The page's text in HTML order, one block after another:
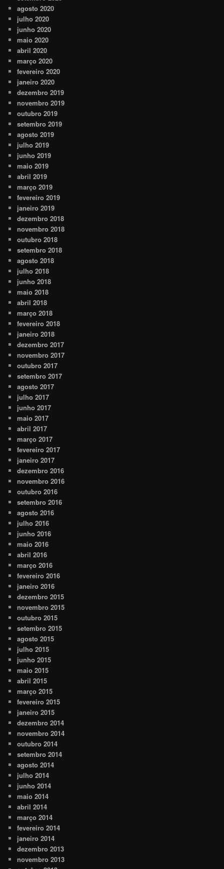
agosto 2020
julho 2020
junho 2020
maio 2020
abril 2020
março 2020
fevereiro 2020
janeiro 2020
dezembro 2019
novembro 2019
outubro 2019
setembro 2019
agosto 2019
julho 2019
junho 2019
maio 2019
abril 2019
março 2019
fevereiro 2019
janeiro 2019
dezembro 2018
novembro 2018
outubro 2018
setembro 2018
agosto 2018
julho 2018
junho 2018
maio 2018
abril 2018
março 2018
fevereiro 2018
janeiro 2018
dezembro 2017
novembro 2017
outubro 2017
setembro 2017
agosto 2017
julho 2017
junho 2017
maio 2017
abril 2017
março 2017
fevereiro 2017
janeiro 2017
dezembro 2016
novembro 2016
outubro 2016
setembro 2016
agosto 2016
julho 2016
junho 2016
maio 2016
abril 2016
março 2016
fevereiro 2016
janeiro 2016
dezembro 2015
novembro 2015
outubro 2015
setembro 2015
agosto 2015
julho 2015
junho 2015
maio 2015
abril 2015
março 2015
fevereiro 2015
janeiro 2015
dezembro 2014
novembro 2014
outubro 2014
setembro 2014
agosto 2014
julho 2014
junho 2014
maio 2014
abril 2014
março 2014
fevereiro 2014
janeiro 2014
dezembro 2013
novembro 2013